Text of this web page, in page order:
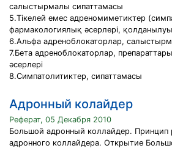
салыстырмалы сипаттамасы
5.Тікелей емес адреномиметиктер
фармакологиялық әсерлері,
6.Альфа адреноблокаторлар,
7.Бета адреноблокаторлар,
әсерлері
8.Симпатолитиктер, сипаттамасы
Адронный колайдер
Реферат, 05 Декабря 2010
Большой адронный коллайдер. Принцип
адронного коллайдера. Открытие